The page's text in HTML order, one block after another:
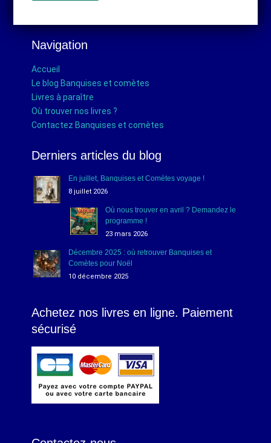
Navigation
Accueil
Le blog Banquises et comètes
Livres à paraître
Où trouver nos livres ?
Contactez Banquises et comètes
Derniers articles du blog
En juillet, Banquises et Comètes voyage !
8 juillet 2026
Où nous trouver en avril ? Demandez le
programme !
23 mars 2026
Décembre 2025 : où retrouver Banquises et
Comètes pour Noël
10 décembre 2025
Achetez nos livres en ligne. Paiement
sécurisé